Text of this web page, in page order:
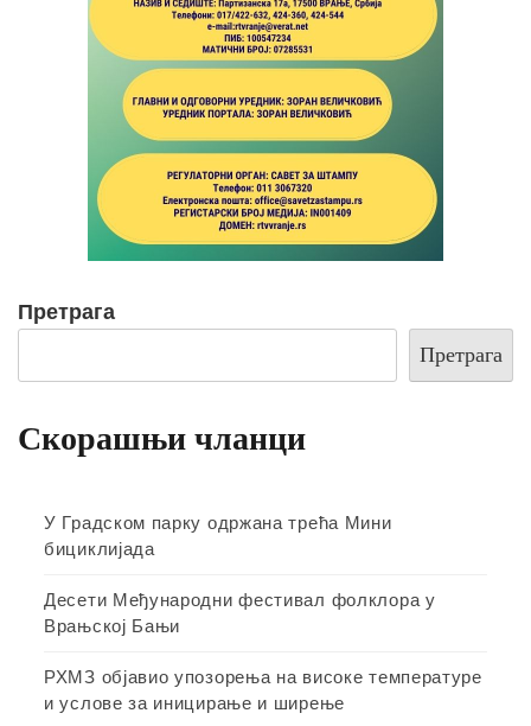
Претрага
Претрага
Скорашњи чланци
У Градском парку одржана трећа Мини
бициклијада
Десети Међународни фестивал фолклора у
Врањској Бањи
РХМЗ објавио упозорења на високе температуре
и услове за иницирање и ширење